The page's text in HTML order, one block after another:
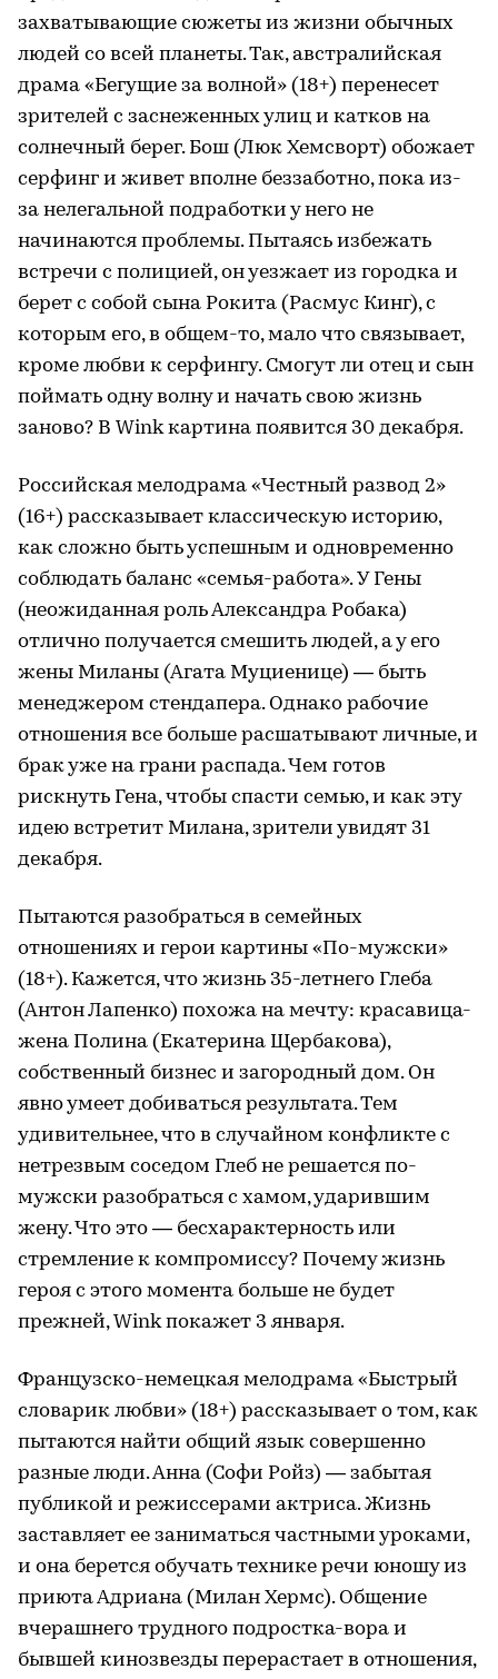
захватывающие сюжеты из жизни обычных
людей со всей планеты. Так, австралийская
драма «Бегущие за волной» (18+) перенесет
зрителей с заснеженных улиц и катков на
солнечный берег. Бош (Люк Хемсворт) обожает
серфинг и живет вполне беззаботно, пока из-
за нелегальной подработки у него не
начинаются проблемы. Пытаясь избежать
встречи с полицией, он уезжает из городка и
берет с собой сына Рокита (Расмус Кинг), с
которым его, в общем-то, мало что связывает,
кроме любви к серфингу. Смогут ли отец и сын
поймать одну волну и начать свою жизнь
заново? В Wink картина появится 30 декабря.
Российская мелодрама «Честный развод 2»
(16+) рассказывает классическую историю,
как сложно быть успешным и одновременно
соблюдать баланс «семья-работа». У Гены
(неожиданная роль Александра Робака)
отлично получается смешить людей, а у его
жены Миланы (Агата Муциенице) — быть
менеджером стендапера. Однако рабочие
отношения все больше расшатывают личные, и
брак уже на грани распада. Чем готов
рискнуть Гена, чтобы спасти семью, и как эту
идею встретит Милана, зрители увидят 31
декабря.
Пытаются разобраться в семейных
отношениях и герои картины «По-мужски»
(18+). Кажется, что жизнь 35-летнего Глеба
(Антон Лапенко) похожа на мечту: красавица-
жена Полина (Екатерина Щербакова),
собственный бизнес и загородный дом. Он
явно умеет добиваться результата. Тем
удивительнее, что в случайном конфликте с
нетрезвым соседом Глеб не решается по-
мужски разобраться с хамом, ударившим
жену. Что это — бесхарактерность или
стремление к компромиссу? Почему жизнь
героя с этого момента больше не будет
прежней, Wink покажет 3 января.
Французско-немецкая мелодрама «Быстрый
словарик любви» (18+) рассказывает о том, как
пытаются найти общий язык совершенно
разные люди. Анна (Софи Ройз) — забытая
публикой и режиссерами актриса. Жизнь
заставляет ее заниматься частными уроками,
и она берется обучать технике речи юношу из
приюта Адриана (Милан Хермс). Общение
вчерашнего трудного подростка-вора и
бывшей кинозвезды перерастает в отношения,